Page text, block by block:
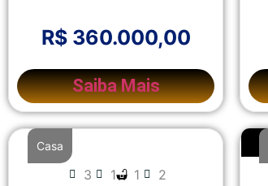
R$ 360.000,00
Saiba Mais
Casa
3 1 1 2